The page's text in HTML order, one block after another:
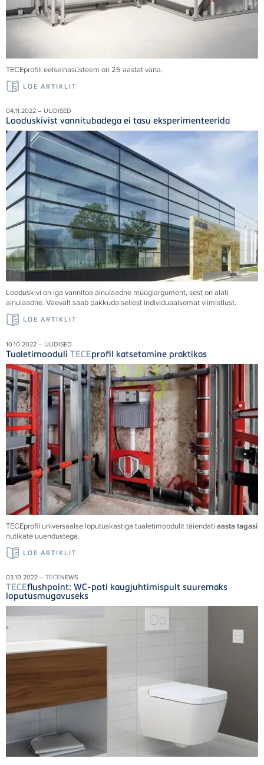
TECEprofili eelseinasüsteem on 25 aastat vana.
LOE ARTIKLIT
04.11.2022 – UUDISED
Looduskivist vannitubadega ei tasu eksperimenteerida
Looduskivi on iga vannitoa ainulaadne müügiargument, sest on alati
ainulaadne. Vaevalt saab pakkuda sellest individuaalsemat viimistlust.
LOE ARTIKLIT
10.10.2022 – UUDISED
Tualetimooduli TECEprofil katsetamine praktikas
TECEprofil universaalse loputuskastiga tualetimoodulit täiendati aasta tagasi
nutikate uuendustega.
LOE ARTIKLIT
03.10.2022 – TECENEWS
TECEflushpoint: WC-poti kaugjuhtimispult suuremaks
loputusmugavuseks